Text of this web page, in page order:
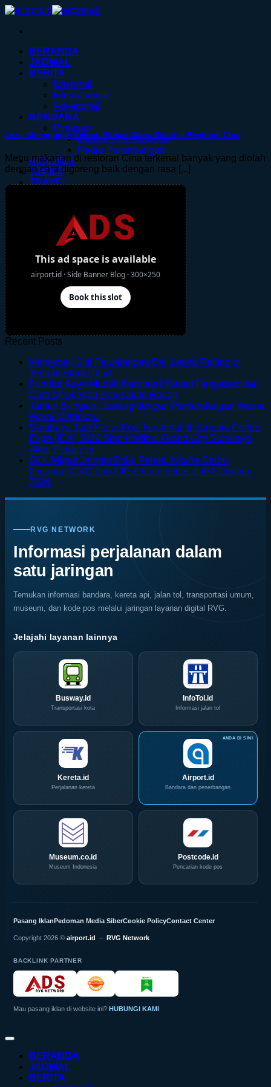
Skip
content
BERANDA
JADWAL
BERITA
Nasional
Internasional
Advertorial
BANDARA
Pintasan
Jadwal Penerbangan
Radar Penerbangan
AIRLINES
TEKNO
TRAVEL
KERETA.ID
Lezat Menggugah Selera, Pilihan Menu Sehat di Restoran Cina
Menu makanan di restoran Cina terkenal banyak yang diolah
dengan cara digoreng baik dengan rasa [...]
Recent Posts
Menikmati Sisi Petualangan Bali Lewat Rafting di
Tengah Alam Ubud
Comments
on
Menikmati
Petualangan
Bali
Rafting
di
Ubud
Furnitur Kayu Mudah Keropos? Kenali Penyebab dan
Cara Mencegah Kerusakan RayapNo
Comments
Furnitur
Kayu
Keropos?
Kenali
Cara
Taman Bunga di Jepang dengan Pemandangan Warna
Warni Memukau
Comments
on
Bunga
di
Pemandangan
Surabaya Jadi Kiblat Kopi Nasional, Indonesia Coffee
Expo (ICX) 2026 Siap Hadir di Grand City Surabaya
Akhir Pekan Ini
Comments
on
Kiblat
Nasional,
Indonesia
Coffee
Expo
(ICX)
2026
Siap
Hadir
di
City
Surabaya
Akhir
SKK Migas Jemput Bola, Pelaku Usaha Serbu
Layanan CIVD dan IOG e-Commerce di IPA Convex
2026No
on
Migas
Jemput
Bola,
Pelaku
Usaha
Serbu
Layanan
CIVD
dan
e-
Commerce
di
IPA
Convex
2026
RVG NETWORK
Informasi perjalanan dalam
satu jaringan
Temukan informasi bandara, kereta api, jalan tol, transportasi umum,
museum, dan kode pos melalui jaringan layanan digital RVG.
Jelajahi layanan lainnya
Busway.id
Transportasi kota
InfoTol.id
Informasi jalan tol
Kereta.id
Perjalanan kereta
Airport.id
Bandara dan penerbangan
Museum.co.id
Museum Indonesia
Postcode.id
Pencarian kode pos
Pasang IklanPedoman Media SiberCookie PolicyContact Center
Copyright 2026 © airport.id – RVG Network
BACKLINK PARTNER
Mau pasang iklan di website ini? HUBUNGI KAMI
BERANDA
JADWAL
BERITA